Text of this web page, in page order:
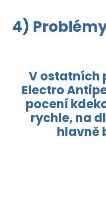
4)
V ostatních
Electro
pocení
rychle, na
hlavně